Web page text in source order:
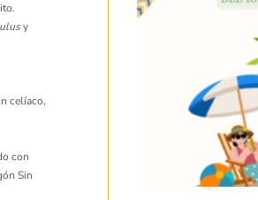
y
celíaco,
con
Sin